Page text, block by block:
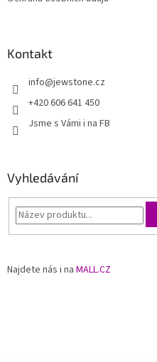
Kontakt
info@jewstone.cz
+420 606 641 450
Jsme s Vámi i na FB
Vyhledávání
Najdete nás i na MALL.CZ